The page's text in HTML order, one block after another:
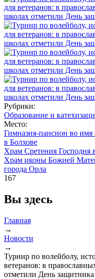
Рубрики:
Образование и
Место:
Гимназия-пансион во имя
в Болхове
Храм Сретения Господня
Храм иконы Божией
города Орла
167
Вы здесь
Главная
→
Новости
→
Турнир по волейболу,
ветеранов: в
отметили День защитника